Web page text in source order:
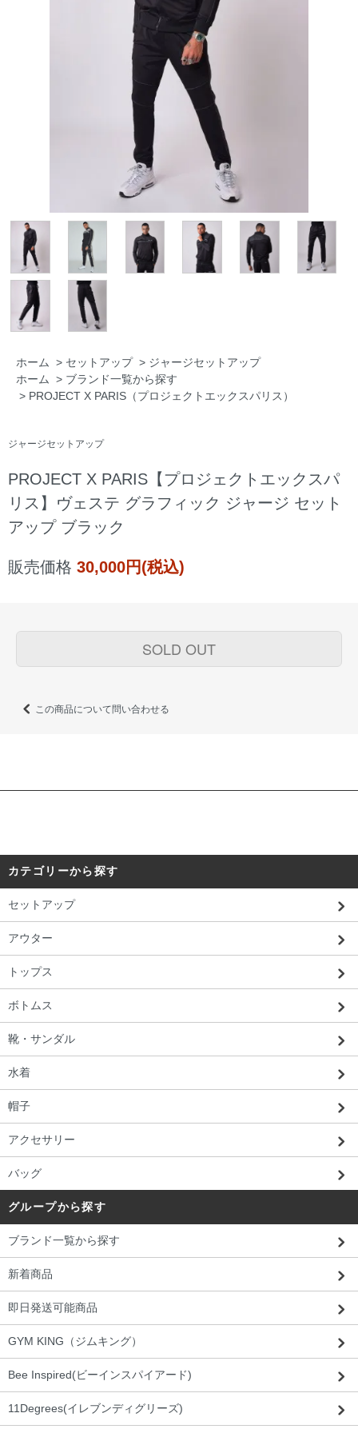
ホーム > セットアップ > ジャージセットアップ
ホーム > ブランド一覧から探す
> PROJECT X PARIS（プロジェクトエックスパリス）
ジャージセットアップ
PROJECT X PARIS【プロジェクトエックスパ
リス】ヴェステ グラフィック ジャージ セット
アップ ブラック
販売価格 30,000円(税込)
SOLD OUT
この商品について問い合わせる
カテゴリーから探す
セットアップ
アウター
トップス
ボトムス
靴・サンダル
水着
帽子
アクセサリー
バッグ
グループから探す
ブランド一覧から探す
新着商品
即日発送可能商品
GYM KING（ジムキング）
Bee Inspired(ビーインスパイアード)
11Degrees(イレブンディグリーズ)